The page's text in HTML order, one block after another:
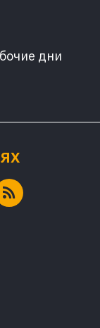
дни